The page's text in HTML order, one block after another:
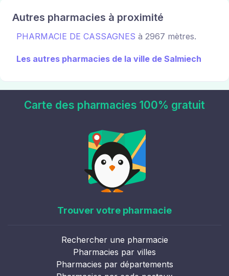
Autres pharmacies à proximité
PHARMACIE DE CASSAGNES à 2967 mètres.
Les autres pharmacies de la ville de Salmiech
Carte des pharmacies 100% gratuit
Trouver votre pharmacie
Rechercher une pharmacie
Pharmacies par villes
Pharmacies par départements